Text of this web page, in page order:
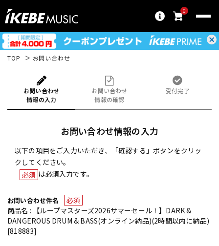
0
TOP お問い合わせ
お問い合わせ
情報の入力
お問い合わせ
情報の確認
受付完了
お問い合わせ情報の入力
以下の項目をご入力いただき、「確認する」ボタンをクリッ
クしてください。
必須 は必須入力です。
お問い合わせ件名
必須
商品名 : 【ループマスターズ2026サマーセール！】DARK &
DANGEROUS DRUM & BASS(オンライン納品)(2時間以内に納品)
[818883]